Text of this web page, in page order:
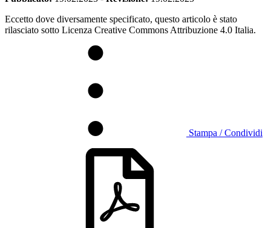
Eccetto dove diversamente specificato, questo articolo è stato
rilasciato sotto Licenza Creative Commons Attribuzione 4.0 Italia.
Stampa / Condividi